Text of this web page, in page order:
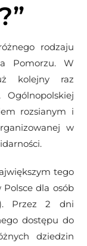
rodzaju
Pomorzu. W
kolejny raz
rozsianym i
w
tego
dla osób
Przez 2 dni
dostępu do
dziedzin